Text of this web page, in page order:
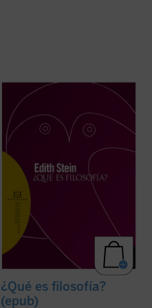
«En este escrito, en el que se figura un
diálogo entre Tomás de Aquino y Edmund
Husserl, asistimos a la primera
manifestación del acercamiento de la
fenomenóloga a la filosofía de Tomás de
Aquino, a quien comenzó a estudiar,
¿Qué es filosofía?
(epub)